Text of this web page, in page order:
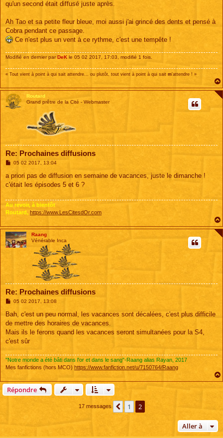
qu'un second était diffusé juste après.
Ah Tao et sa petite fleur bleue, moi aussi j'ai grincé des dents et pensé à
Cobra pendant ce passage.
Ce n'est plus un vent à ce rythme, c'est une tempête !
Modifié en dernier parDeK le 05 02 2017, 17:03, modifié 1 fois.
« Tout vient à point à qui sait attendre... ou plutôt, tout vient à point à qui sait m'attendre ! »
Routard
Grand prêtre de la Cité - Webmaster
Re: Prochaines diffusions
M
s
s
a
05 02 2017, 13:04
a priori pas de diffusion en semaine de vacances, juste le dimanche !
c'était les épisodes 5 et 6 ?
Au revoir, à bientôt
Routard, https://www.LesCitesdOr.com
Raang
Vénérable Inca
Re: Prochaines diffusions
M
s
a
g
05 02 2017, 13:08
Bah, c'est un peu normal, les vacances sont décalées, c'est plus difficile
de mettre des horaires de vacances.
Mais ils le ferons quand les vacances seront simultanées pour la S4,
c'est sûr
"Notre monde a été bâti dans l'or et dans le sang"-Raang alias Rayan, 2017
Mes fanfictions (hors MCO) https://www.fanfiction.net/u/7150764/Raang
Répondre
17 messages Précédente
1 2
Aller à